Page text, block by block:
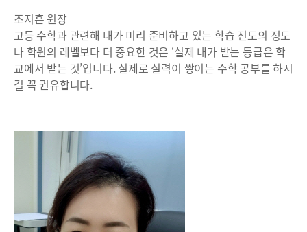
조지흔 원장
고등 수학과 관련해 내가 미리 준비하고 있는 학습 진도의 정도
나 학원의 레벨보다 더 중요한 것은 ‘실제 내가 받는 등급은 학
교에서 받는 것’입니다. 실제로 실력이 쌓이는 수학 공부를 하시
길 꼭 권유합니다.